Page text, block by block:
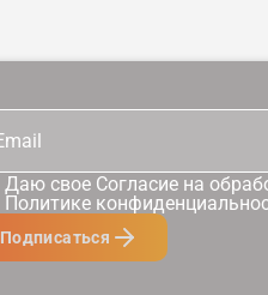
Даю свое Согласие на
Политике
Подписаться